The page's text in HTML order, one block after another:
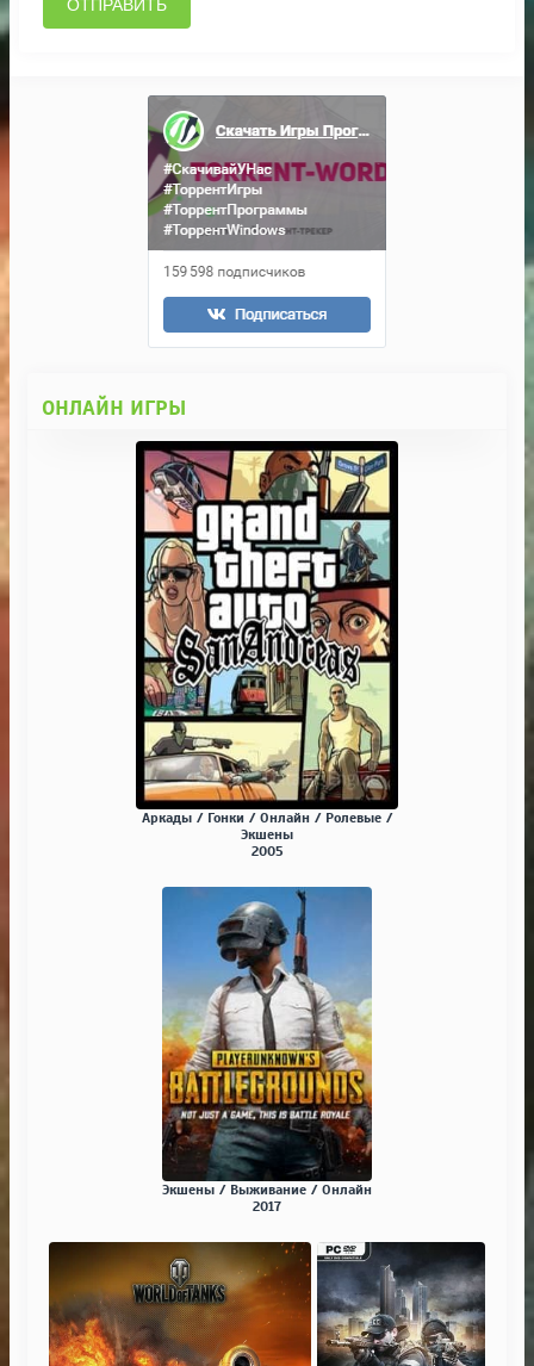
ОТПРАВИТЬ
ОНЛАЙН ИГРЫ
Аркады / Гонки / Онлайн / Ролевые /
Экшены
2005
Экшены / Выживание / Онлайн
2017